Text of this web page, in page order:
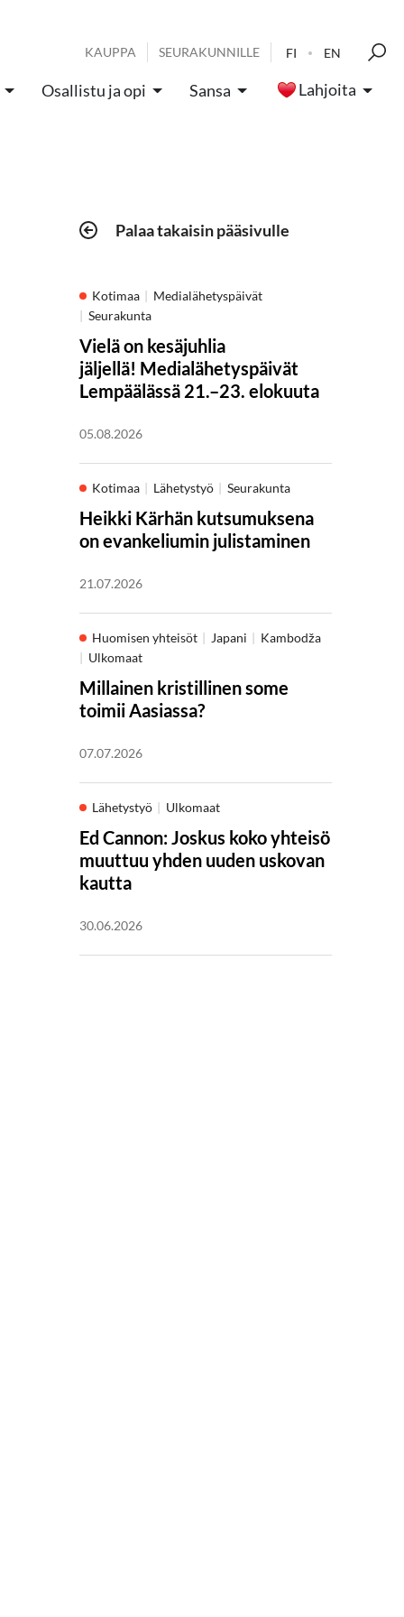
KAUPPA SEURAKUNNILLE FI EN
Osallistu ja opi Sansa Lahjoita
Palaa takaisin pääsivulle
Kotimaa
Medialähetyspäivät
Seurakunta
Vielä on kesäjuhlia
jäljellä! Medialähetyspäivät
Lempäälässä 21.–23. elokuuta
05.08.2026
Kotimaa Lähetystyö Seurakunta
Heikki Kärhän kutsumuksena
on evankeliumin julistaminen
21.07.2026
Huomisen yhteisöt Japani
Kambodža
Ulkomaat
Millainen kristillinen some
toimii Aasiassa?
07.07.2026
Lähetystyö Ulkomaat
Ed Cannon: Joskus koko yhteisö
muuttuu yhden uuden uskovan
kautta
30.06.2026